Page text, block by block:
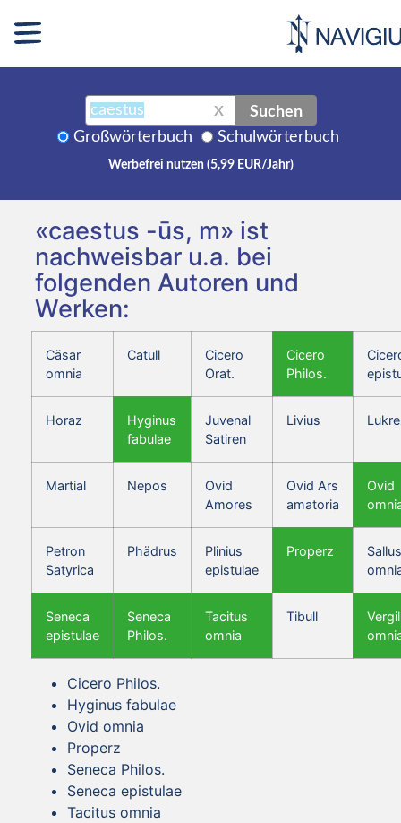
X Suchen
Großwörterbuch Schulwörterbuch
Werbefrei nutzen (5,99 EUR/Jahr)
«caestus -ūs, m» ist
nachweisbar u.a. bei
folgenden Autoren und
Werken:
Cäsar
omnia
Catull
Cicero
Orat.
Cicero
Philos.
Horaz
Hyginus
fabulae
Juvenal
Satiren
Livius
Martial Nepos
Ovid
Amores
Ovid Ars
amatoria
Ovid
Petron
Satyrica
Phädrus
Plinius
epistulae
Properz
Seneca
epistulae
Seneca
Philos.
Tacitus
omnia
Tibull
Vergil
Cicero Philos.
Hyginus fabulae
Ovid omnia
Properz
Seneca Philos.
Seneca epistulae
Tacitus omnia